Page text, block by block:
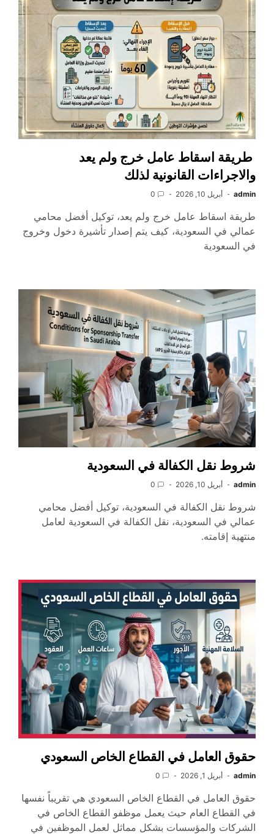
طريقة اسقاط عامل خرج ولم يعد
والاجراءات القانونية لذلك
admin أبريل 10, 2026 0
طريقة اسقاط عامل خرج ولم يعد، توكيل أفضل محامي
عمالي في السعودية، كيف يتم إصدار تأشيرة دخول وخروج
في السعودية
شروط نقل الكفالة في السعودية
admin أبريل 10, 2026 0
شروط نقل الكفالة في السعودية، توكيل أفضل محامي
عمالي في السعودية، نقل الكفالة في السعودية لعامل
منتهية إقامته.
حقوق العامل في القطاع الخاص السعودي
admin أبريل 1, 2026 0
حقوق العامل في القطاع الخاص السعودي هي تقريباً نفسها
في القطاع العام حيث يعمل موظفو القطاع الخاص في
الشركات والمؤسسات بشكل مماثل لعمل الموظفين في